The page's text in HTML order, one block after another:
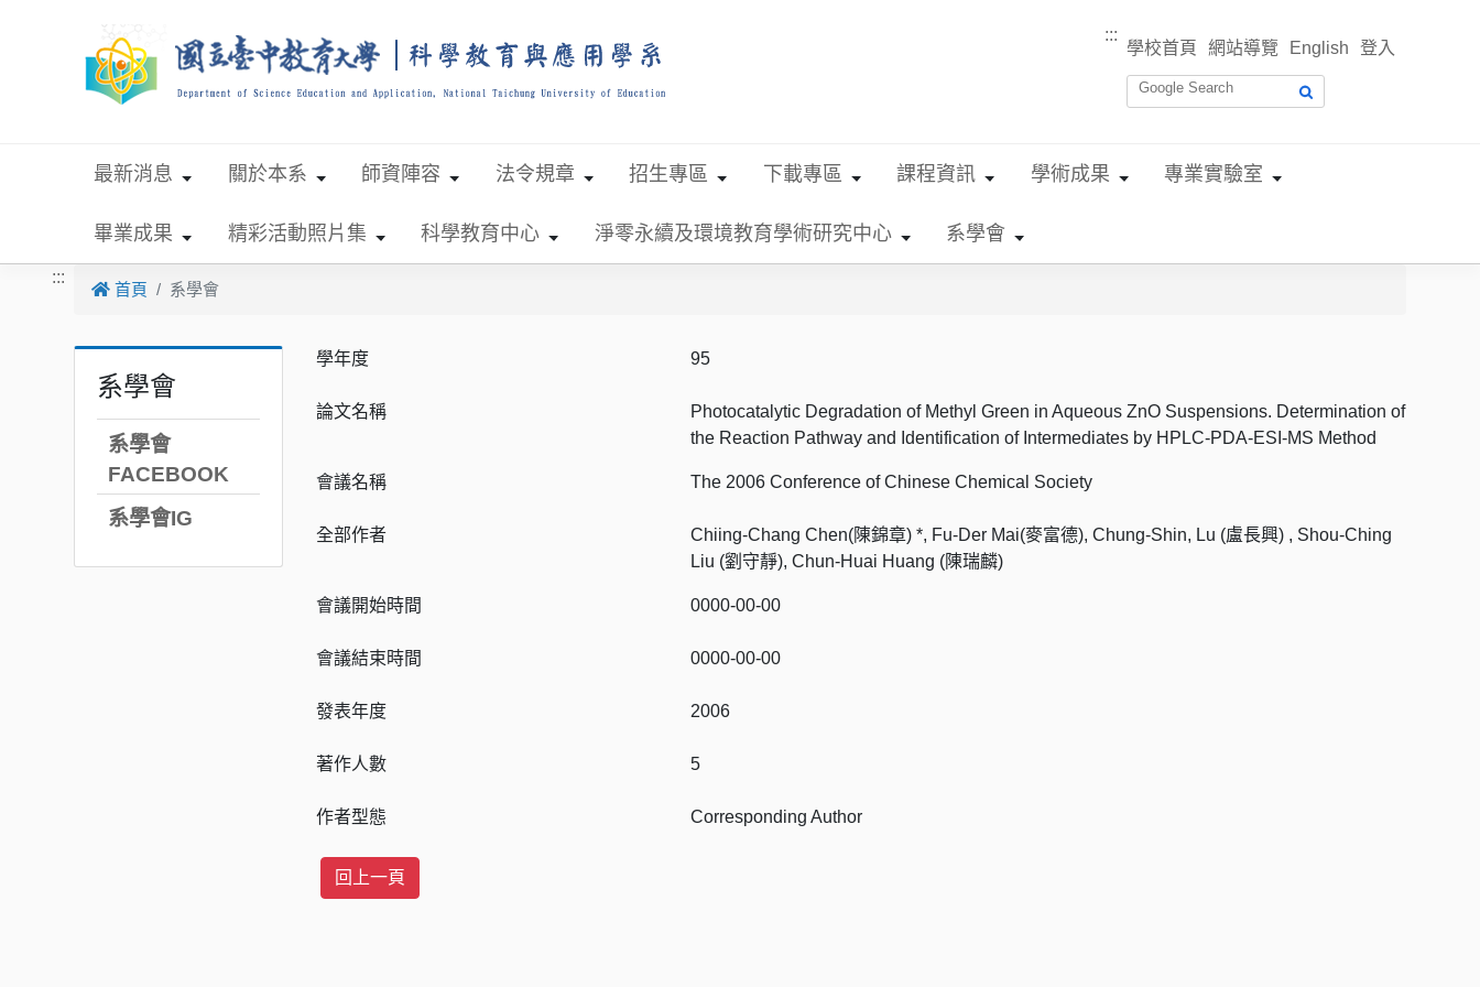
:::
學校首頁 網站導覽 English 登入
最新消息 關於本系 師資陣容 法令規章 招生專區 下載專區 課程資訊 學術成果 專業實驗室
畢業成果 精彩活動照片集 科學教育中心 淨零永續及環境教育學術研究中心 系學會
:::
首頁 系學會
系學會
系學會
FACEBOOK
系學會IG
學年度 95
論文名稱
Photocatalytic Degradation of Methyl Green in Aqueous ZnO Suspensions. Determination of
the Reaction Pathway and Identification of Intermediates by HPLC-PDA-ESI-MS Method
會議名稱 The 2006 Conference of Chinese Chemical Society
全部作者
Chiing-Chang Chen(陳錦章) *, Fu-Der Mai(麥富德), Chung-Shin, Lu (盧長興) , Shou-Ching
Liu (劉守靜), Chun-Huai Huang (陳瑞麟)
會議開始時間 0000-00-00
會議結束時間 0000-00-00
發表年度 2006
著作人數 5
作者型態 Corresponding Author